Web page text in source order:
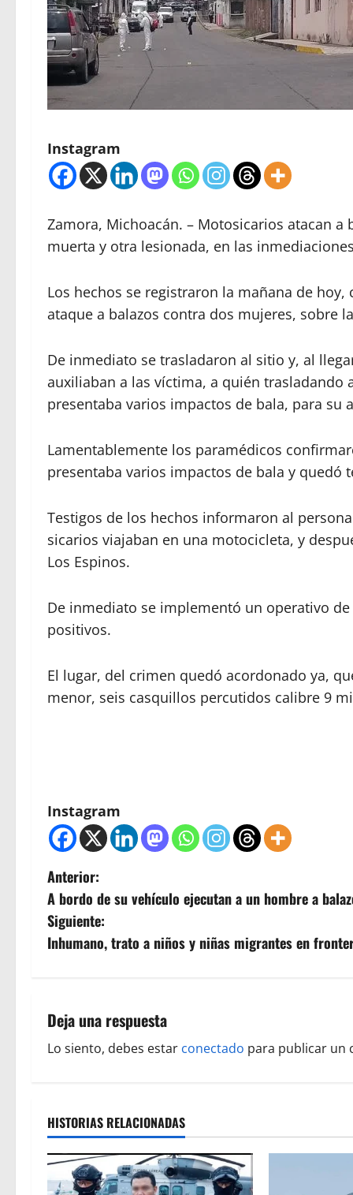
Instagram
Zamora, Michoacán. – Motosicarios atacan
muerta y otra lesionada, en las
Los hechos se registraron la mañana de
ataque a balazos contra dos mujeres, sobre
De inmediato se trasladaron al sitio y, al
auxiliaban a las víctima, a quién trasladando
presentaba varios impactos de bala, para su
Lamentablemente los paramédicos
presentaba varios impactos de bala y quedó
Testigos de los hechos informaron al
sicarios viajaban en una motocicleta, y
Los Espinos.
De inmediato se implementó un operativo
positivos.
El lugar, del crimen quedó acordonado ya,
menor, seis casquillos percutidos calibre 9
Instagram
N
a
v
g
a
i
ó
n
Anterior:
A bordo de su vehículo ejecutan a un hombre a
Siguiente:
Inhumano, trato a niños y niñas migrantes en
Deja una respuesta
Lo siento, debes estar conectado para publicar un
HISTORIAS RELACIONADAS